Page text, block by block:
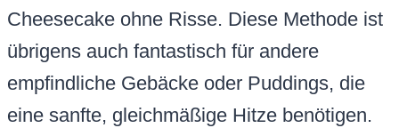
Cheesecake ohne Risse. Diese Methode ist
übrigens auch fantastisch für andere
empfindliche Gebäcke oder Puddings, die
eine sanfte, gleichmäßige Hitze benötigen.